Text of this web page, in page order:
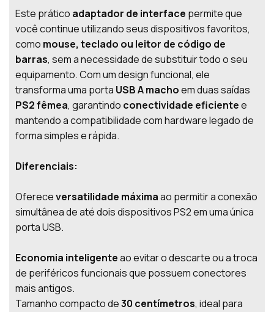
Este prático adaptador de interface permite que
você continue utilizando seus dispositivos favoritos,
como mouse, teclado ou leitor de código de
barras, sem a necessidade de substituir todo o seu
equipamento. Com um design funcional, ele
transforma uma porta USB A machoem duas saídas
PS2 fêmea, garantindo conectividade eficientee
mantendo a compatibilidade com hardware legado de
forma simples e rápida.
Diferenciais:
Ofereceversatilidade máximaao permitir a conexão
simultânea de até dois dispositivos PS2 em uma única
porta USB.
Economia inteligenteao evitar o descarte ou a troca
de periféricos funcionais que possuem conectores
mais antigos.
Tamanho compacto de30 centímetros, ideal para